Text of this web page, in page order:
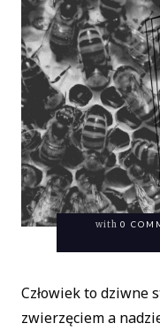
with 0
Człowiek to dziwne
zwierzęciem a